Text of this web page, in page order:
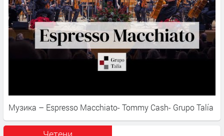
Музика – Espresso Macchiato- Tommy Cash- Grupo Talía